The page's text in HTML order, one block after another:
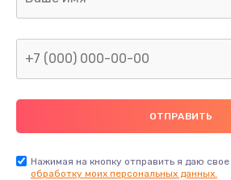
Ремонт капиллярной
400 руб.
Заказать
Нажимая на кнопку отправить я даю свое
обработку моих персональных данных.